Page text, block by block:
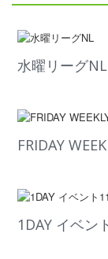
水曜リーグNL
FRIDAY
1DAY イベン